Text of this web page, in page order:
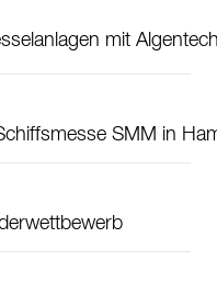
mit
SMM in